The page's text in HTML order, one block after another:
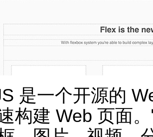
是一个开源的
构建 Web 页面